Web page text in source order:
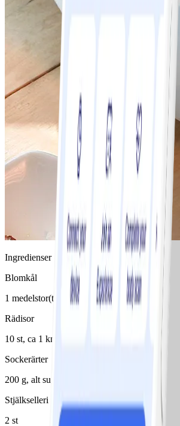
Ingredienser
Blomkål
1 medelstor(t)/medelstora
Rädisor
10 st, ca 1 knippe
Sockerärter
200 g, alt sugar snaps
Stjälkselleri
2 st